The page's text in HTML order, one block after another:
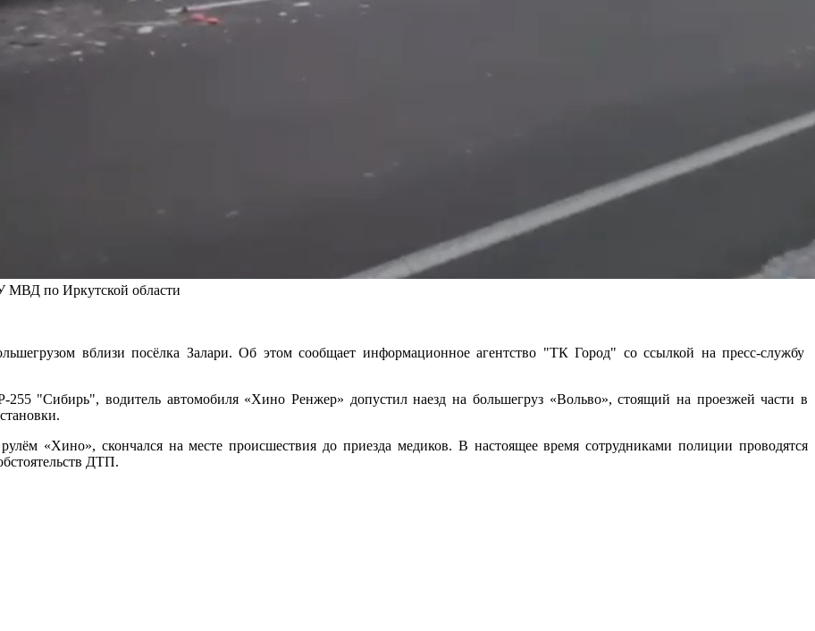
МВД по Иркутской области
вблизи посёлка Залари. Об этом сообщает информационное агентство "ТК Город" со ссылкой на пресс-службу
255 "Сибирь", водитель автомобиля «Хино Ренжер» допустил наезд на большегруз «Вольво», стоящий на проезжей части в
«Хино», скончался на месте происшествия до приезда медиков. В настоящее время сотрудниками полиции проводятся
ДТП.